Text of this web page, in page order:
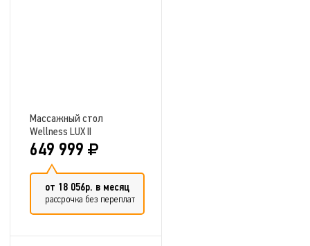
Массажный стол
Wellness LUX II
649 999
от 18 056р. в месяц
рассрочка без переплат